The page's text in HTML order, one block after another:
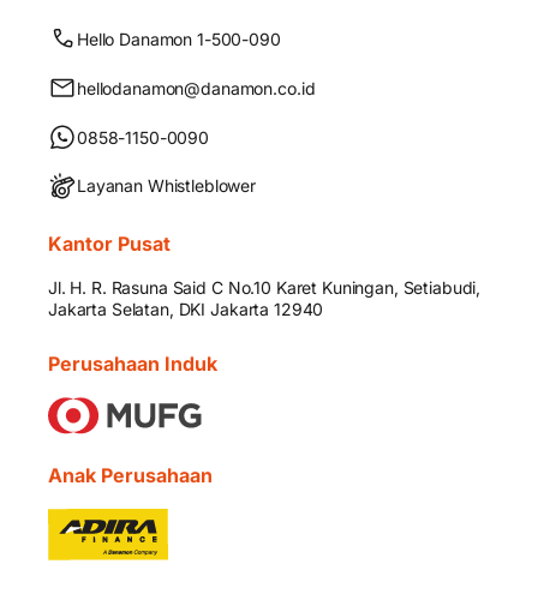
Hello Danamon 1-500-090
hellodanamon@danamon.co.id
0858-1150-0090
Layanan Whistleblower
Kantor Pusat
Jl. H. R. Rasuna Said C No.10 Karet Kuningan, Setiabudi,
Jakarta Selatan, DKI Jakarta 12940
Perusahaan Induk
Anak Perusahaan